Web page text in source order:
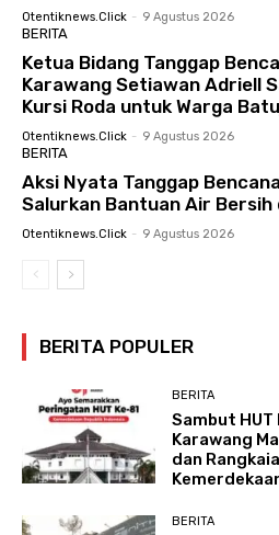
Otentiknews.click - 9 Agustus 2026
BERITA
Ketua Bidang Tanggap
Karawang Setiawan Adriell
Kursi Roda untuk Warga
Otentiknews.click - 9 Agustus 2026
BERITA
Aksi Nyata Tanggap
Salurkan Bantuan Air Bersih
Otentiknews.click - 9 Agustus 2026
BERITA POPULER
BERITA
Sambut HUT
Karawang
dan
BERITA